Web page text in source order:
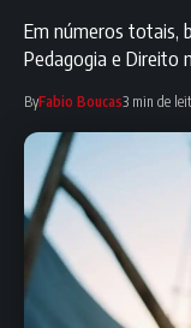
Em números totais,
Pedagogia e Direito
ByFabio Boucas3 min de